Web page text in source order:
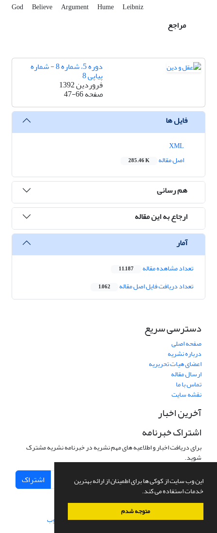
این وب سایت از کوکی ها برای اطمینان از ارائه بهترین
خدمات استفاده می کند.
متوجه شدم
God Believe Argument Hume Leibniz
مراجع
دوره 5، شماره 8 - شماره
پیاپی 8
فروردین 1392
صفحه47-66
فایل ها
اصل مقاله
285.46 K
هم رسانی
ارجاع به این مقاله
آمار
تعداد مشاهده مقاله 11,187
تعداد دریافت فایل اصل مقاله 1,062
دسترسی سریع
صفحه اصلی
درباره نشریه
اعضای هیات تحریریه
ارسال مقاله
تماس با ما
نقشه سایت
آخرین اخبار
اشتراک خبرنامه
برای دریافت اخبار و اطلاعیه های مهم نشریه در خبرنامه نشریه مشترک
شوید.
اشتراک
سامانه مدیریت نشریات علمی.طراحی و پیاده سازی از سیناوب